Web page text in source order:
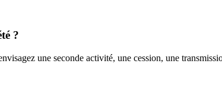
?
une seconde activité, une cession, une